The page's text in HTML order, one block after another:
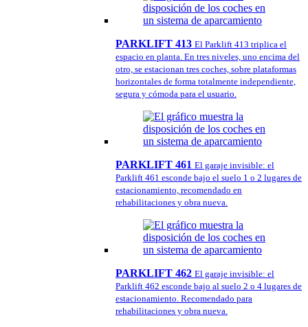
PARKLIFT 413 El Parklift 413 triplica el
espacio en planta. En tres niveles, uno encima del
otro, se estacionan tres coches, sobre plataformas
horizontales de forma totalmente independiente,
segura y cómoda para el usuario.
PARKLIFT 461 El garaje invisible: el
Parklift 461 esconde bajo el suelo 1 o 2 lugares de
estacionamiento, recomendado en
rehabilitaciones y obra nueva.
PARKLIFT 462 El garaje invisible: el
Parklift 462 esconde bajo al suelo 2 o 4 lugares de
estacionamiento. Recomendado para
rehabilitaciones y obra nueva.